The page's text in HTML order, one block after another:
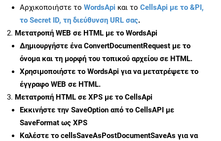
Αρχικοποιήστε το WordsApi και το CellsApi με το &PI,
το Secret ID, τη διεύθυνση URL σας.
Μετατροπή WEB σε HTML με το WordsApi
Δημιουργήστε έναConvertDocumentRequest με το
όνομα και τη μορφή του τοπικού αρχείου σε HTML.
Χρησιμοποιήστε το WordsApi για να μετατρέψετε το
έγγραφο WEB σε HTML.
Μετατροπή HTML σε XPS με το CellsApi
Εκκινήστε την SaveOption από το CellsAPI με
SaveFormat ως XPS
Καλέστε το cellsSaveAsPostDocumentSaveAs για να